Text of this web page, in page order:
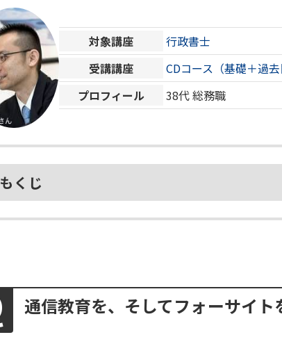
対象講座
行政書士
受講講座
CDコース（基礎＋過去
プロフィール
38代総務職
もくじ
通信教育を、そしてフォーサイト